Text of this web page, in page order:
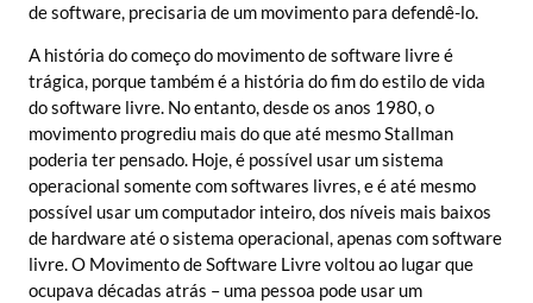
de software, precisaria de um movimento para defendê-lo.
A história do começo do movimento de software livre é
trágica, porque também é a história do fim do estilo de vida
do software livre. No entanto, desde os anos 1980, o
movimento progrediu mais do que até mesmo Stallman
poderia ter pensado. Hoje, é possível usar um sistema
operacional somente com softwares livres, e é até mesmo
possível usar um computador inteiro, dos níveis mais baixos
de hardware até o sistema operacional, apenas com software
livre. O Movimento de Software Livre voltou ao lugar que
ocupava décadas atrás – uma pessoa pode usar um